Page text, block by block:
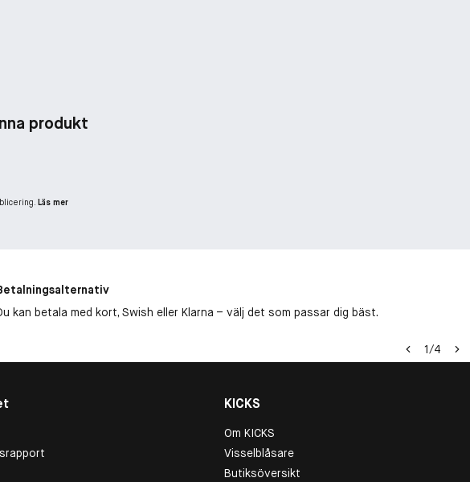
produkt
Läs mer
kan betala med kort, Swish eller Klarna – välj det som passar dig bäst.
1/4
KICKS
Om KICKS
Visselblåsare
Butiksöversikt